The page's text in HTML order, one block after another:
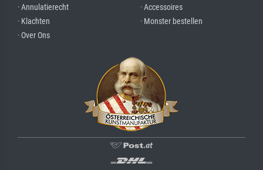
· Annulatierecht
· Klachten
· Over Ons
· Accessoires
· Monster bestellen